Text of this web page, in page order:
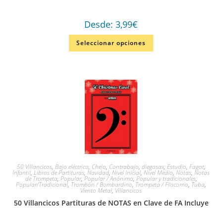
Desde: 3,99€
Seleccionar opciones
50 Villancicos, Bajo eléctrico, Chelo, Contrabajo, diegosax, Estudio, Fagot,
Infantil, Libros de Partituras, Navidad, Nivel Inicial, Nivel Medio, Notas, Notas
de Trompeta, Popular,Popular / Anónimo, Popular y tradicionales,
Popular/Tradicional, Trombón / Bombardino, Trompeta / Fliscorno, Tuba,
Viento Metal, Villancicos
50 Villancicos Partituras de NOTAS en Clave de FA Incluye